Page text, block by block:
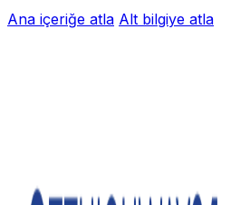
Ana içeriğe atla Alt bilgiye atla